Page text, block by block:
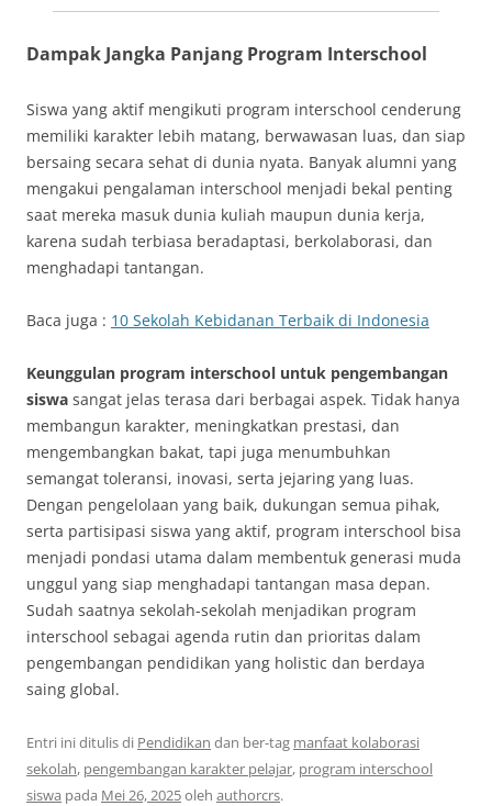
Dampak Jangka Panjang Program Interschool
Siswa yang aktif mengikuti program interschool cenderung
memiliki karakter lebih matang, berwawasan luas, dan siap
bersaing secara sehat di dunia nyata. Banyak alumni yang
mengakui pengalaman interschool menjadi bekal penting
saat mereka masuk dunia kuliah maupun dunia kerja,
karena sudah terbiasa beradaptasi, berkolaborasi, dan
menghadapi tantangan.
Baca juga : 10 Sekolah Kebidanan Terbaik di Indonesia
Keunggulan program interschool untuk pengembangan
siswa sangat jelas terasa dari berbagai aspek. Tidak hanya
membangun karakter, meningkatkan prestasi, dan
mengembangkan bakat, tapi juga menumbuhkan
semangat toleransi, inovasi, serta jejaring yang luas.
Dengan pengelolaan yang baik, dukungan semua pihak,
serta partisipasi siswa yang aktif, program interschool bisa
menjadi pondasi utama dalam membentuk generasi muda
unggul yang siap menghadapi tantangan masa depan.
Sudah saatnya sekolah-sekolah menjadikan program
interschool sebagai agenda rutin dan prioritas dalam
pengembangan pendidikan yang holistic dan berdaya
saing global.
Entri ini ditulis di Pendidikan dan ber-tag manfaat kolaborasi
sekolah, pengembangan karakter pelajar, program interschool
siswa pada Mei 26, 2025oleh authorcrs.